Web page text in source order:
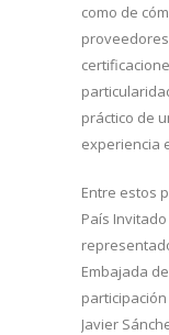
como de
práctico de
experiencia
Entre estos
País
Embajada
Javier